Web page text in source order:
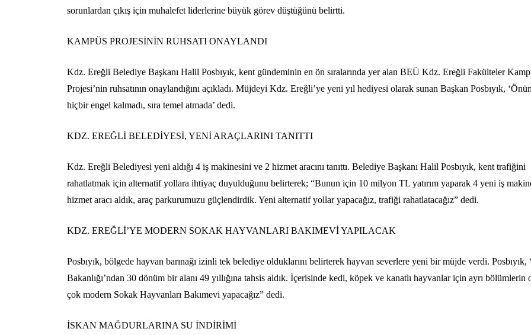
sorunlardan çıkış için muhalefet liderlerine büyük görev düştüğünü belirtti.
KAMPÜS PROJESİNİN RUHSATI ONAYLANDI
Kdz. Ereğli Belediye Başkanı Halil Posbıyık, kent gündeminin en ön sıralarında yer alan BEÜ Kdz. Ereğli Fakülteler
Projesi’nin ruhsatının onaylandığını açıkladı. Müjdeyi Kdz. Ereğli’ye yeni yıl hediyesi olarak sunan Başkan Posbıyık,
hiçbir engel kalmadı, sıra temel atmada’ dedi.
KDZ. EREĞLİ BELEDİYESİ, YENİ ARAÇLARINI TANITTI
Kdz. Ereğli Belediyesi yeni aldığı 4 iş makinesini ve 2 hizmet aracını tanıttı. Belediye Başkanı Halil Posbıyık, kent trafiğini
rahatlatmak için alternatif yollara ihtiyaç duyulduğunu belirterek; “Bunun için 10 milyon TL yatırım yaparak 4 yeni iş
hizmet aracı aldık, araç parkurumuzu güçlendirdik. Yeni alternatif yollar yapacağız, trafiği rahatlatacağız” dedi.
KDZ. EREĞLİ’YE MODERN SOKAK HAYVANLARI BAKIMEVİ YAPILACAK
Posbıyık, bölgede hayvan barınağı izinli tek belediye olduklarını belirterek hayvan severlere yeni bir müjde verdi. Posbıyık,
Bakanlığı’ndan 30 dönüm bir alanı 49 yıllığına tahsis aldık. İçerisinde kedi, köpek ve kanatlı hayvanlar için ayrı bölümlerin
çok modern Sokak Hayvanları Bakımevi yapacağız” dedi.
İSKAN MAĞDURLARINA SU İNDİRİMİ